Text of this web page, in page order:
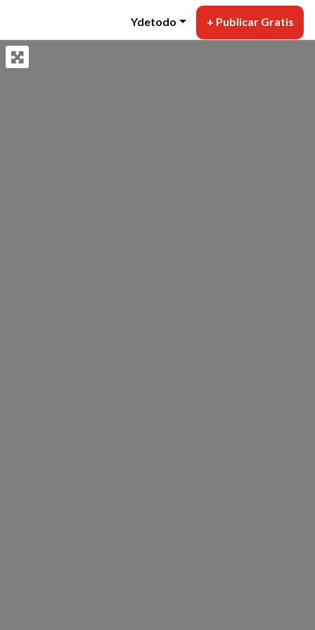
Ydetodo + Publicar Gratis